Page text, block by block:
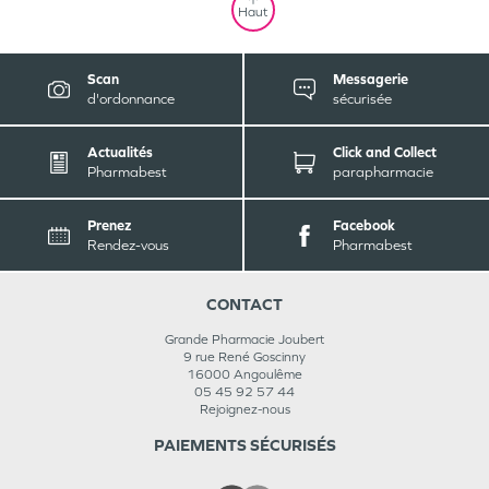
Haut
Scan
d'ordonnance
Messagerie
sécurisée
Actualités
Pharmabest
Click and Collect
parapharmacie
Prenez
Rendez-vous
Facebook
Pharmabest
CONTACT
Grande Pharmacie Joubert
9 rue René Goscinny
16000 Angoulême
05 45 92 57 44
Rejoignez-nous
PAIEMENTS SÉCURISÉS